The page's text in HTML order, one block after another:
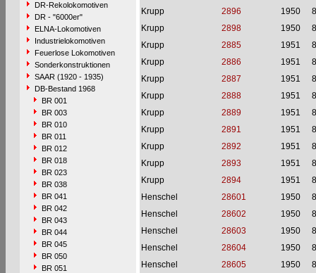
DR-Rekolokomotiven
DR - "6000er"
ELNA-Lokomotiven
Industrielokomotiven
Feuerlose Lokomotiven
Sonderkonstruktionen
SAAR (1920 - 1935)
DB-Bestand 1968
BR 001
BR 003
BR 010
BR 011
BR 012
BR 018
BR 023
BR 038
BR 041
BR 042
BR 043
BR 044
BR 045
BR 050
BR 051
Krupp
2896 1950
Krupp
2898 1950
Krupp
2885 1951
Krupp
2886 1951
Krupp
2887 1951
Krupp
2888 1951
Krupp
2889 1951
Krupp
2891 1951
Krupp
2892 1951
Krupp
2893 1951
Krupp
2894 1951
Henschel
28601 1950
Henschel
28602 1950
Henschel
28603 1950
Henschel
28604 1950
Henschel
28605 1950